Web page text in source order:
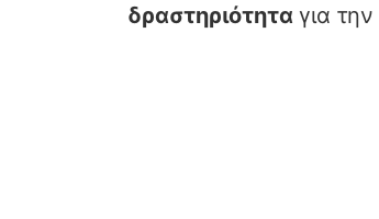
δραστηριότητα για την